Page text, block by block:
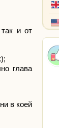
и от
глава
в коей